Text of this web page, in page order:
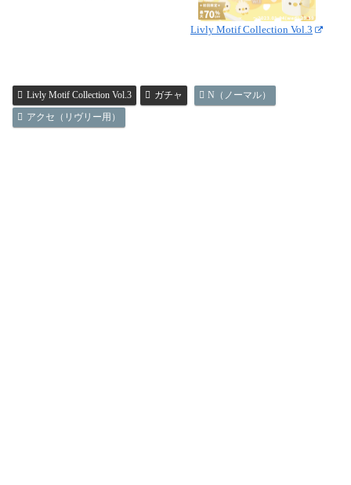
Livly Motif Collection Vol.3
Livly Motif Collection Vol.3 ガチャ
N（ノーマル）
アクセ（リヴリー用）